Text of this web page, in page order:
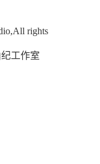
rights
工作室